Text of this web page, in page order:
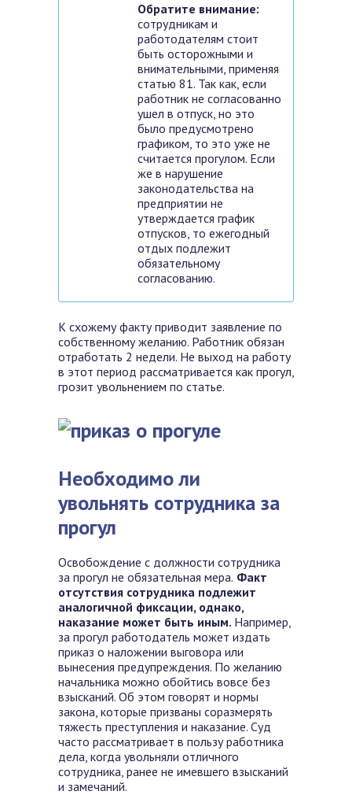
Обратите внимание:
сотрудникам и
работодателям стоит
быть осторожными и
внимательными, применяя
статью 81. Так как, если
работник не согласованно
ушел в отпуск, но это
было предусмотрено
графиком, то это уже не
считается прогулом. Если
же в нарушение
законодательства на
предприятии не
утверждается график
отпусков, то ежегодный
отдых подлежит
обязательному
согласованию.
К схожему факту приводит заявление по
собственному желанию. Работник обязан
отработать 2 недели. Не выход на работу
в этот период рассматривается как прогул,
грозит увольнением по статье.
Необходимо ли
увольнять сотрудника за
прогул
Освобождение с должности сотрудника
за прогул не обязательная мера. Факт
отсутствия сотрудника подлежит
аналогичной фиксации, однако,
наказание может быть иным. Например,
за прогул работодатель может издать
приказ о наложении выговора или
вынесения предупреждения. По желанию
начальника можно обойтись вовсе без
взысканий. Об этом говорят и нормы
закона, которые призваны соразмерять
тяжесть преступления и наказание. Суд
часто рассматривает в пользу работника
дела, когда увольняли отличного
сотрудника, ранее не имевшего взысканий
и замечаний.